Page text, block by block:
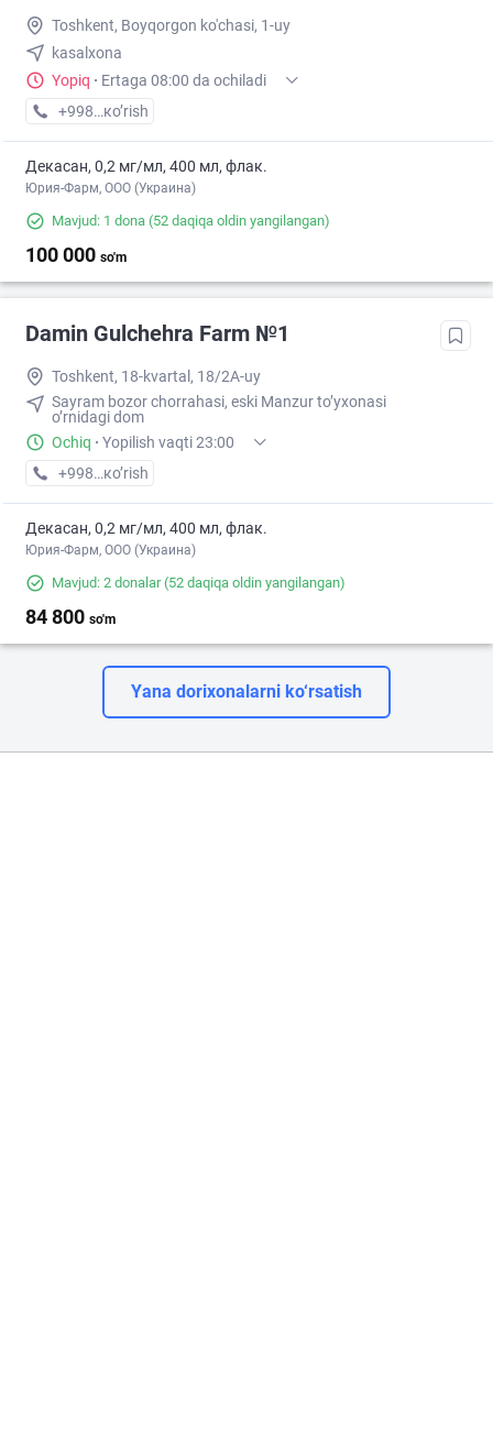
Toshkent, Boyqorgon ko'chasi, 1-uy
kasalxona
Yopiq · Ertaga 08:00 da ochiladi
+998 (71) XXX-XX-XX
кo’rish
Декасан, 0,2 мг/мл, 400 мл, флак.
Юрия-Фарм, ООО (Украина)
Mavjud: 1 dona (52 daqiqa oldin yangilangan)
100 000 so'm
Damin Gulchehra Farm №1
Toshkent, 18-kvartal, 18/2A-uy
Sayram bozor chorrahasi, eski Manzur to’yxonasi
o’rnidagi dom
Ochiq · Yopilish vaqti 23:00
+998 (97) XXX-XX-XX
кo’rish
Декасан, 0,2 мг/мл, 400 мл, флак.
Юрия-Фарм, ООО (Украина)
Mavjud: 2 donalar(52 daqiqa oldin yangilangan)
84 800 so'm
Yana dorixonalarni ko‘rsatish